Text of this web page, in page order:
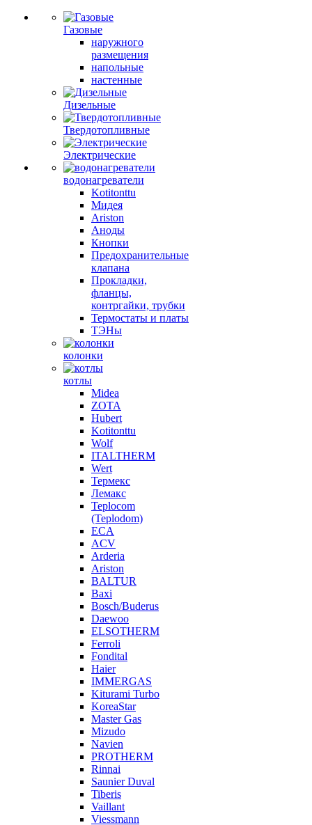
Газовые
наружного
размещения
напольные
настенные
Дизельные
Твердотопливные
Электрические
водонагреватели
Kotitonttu
Мидея
Ariston
Аноды
Кнопки
Предохранительные
клапана
Прокладки,
фланцы,
контргайки, трубки
Термостаты и платы
ТЭНы
колонки
котлы
Midea
ZOTA
Hubert
Kotitonttu
Wolf
ITALTHERM
Wert
Термекс
Лемакс
Teplocom
(Teplodom)
ECA
ACV
Arderia
Ariston
BALTUR
Baxi
Bosch/Buderus
Daewoo
ELSOTHERM
Ferroli
Fondital
Haier
IMMERGAS
Kiturami Turbo
KoreaStar
Master Gas
Mizudo
Navien
PROTHERM
Rinnai
Saunier Duval
Tiberis
Vaillant
Viessmann